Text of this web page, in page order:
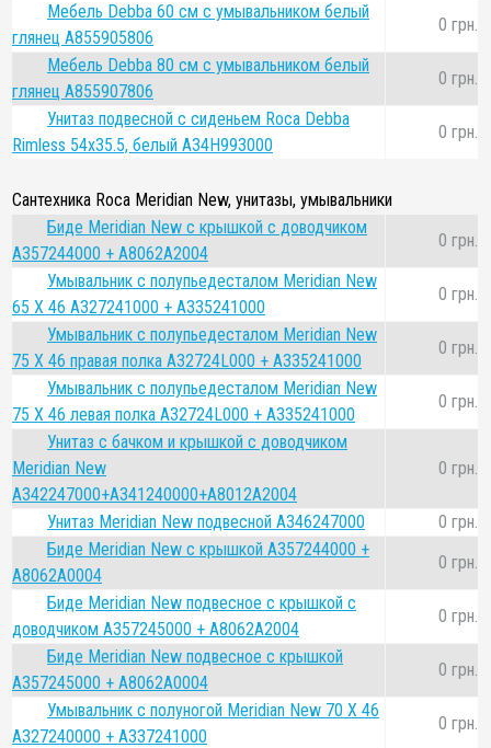
Мебель Debba 60 см с умывальником белый
глянец A855905806
0 грн.
Мебель Debba 80 см с умывальником белый
глянец A855907806
0 грн.
Унитаз подвесной с сиденьем Roca Debba
Rimless 54x35.5, белый A34H993000
0 грн.
Сантехника Roca Meridian New, унитазы, умывальники
Биде Meridian New с крышкой с доводчиком
A357244000 + A8062A2004
0 грн.
Умывальник с полупьедесталом Meridian New
65 Х 46 A327241000 + A335241000
0 грн.
Умывальник с полупьедесталом Meridian New
75 Х 46 правая полка A32724L000 + A335241000
0 грн.
Умывальник с полупьедесталом Meridian New
75 Х 46 левая полка A32724L000 + A335241000
0 грн.
Унитаз с бачком и крышкой с доводчиком
Meridian New
A342247000+A341240000+A8012A2004
0 грн.
Унитаз Meridian New подвесной A346247000
0 грн.
Биде Meridian New с крышкой A357244000 +
A8062A0004
0 грн.
Биде Meridian New подвесное с крышкой с
доводчиком A357245000 + A8062A2004
0 грн.
Биде Meridian New подвесное с крышкой
A357245000 + A8062А0004
0 грн.
Умывальник с полуногой Meridian New 70 Х 46
A327240000 + A337241000
0 грн.